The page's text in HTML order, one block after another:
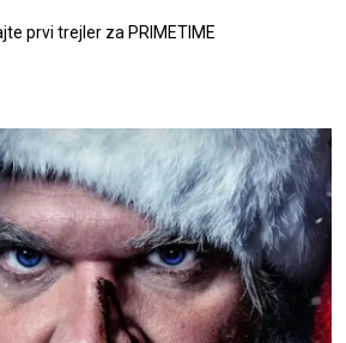
prvi trejler za PRIMETIME